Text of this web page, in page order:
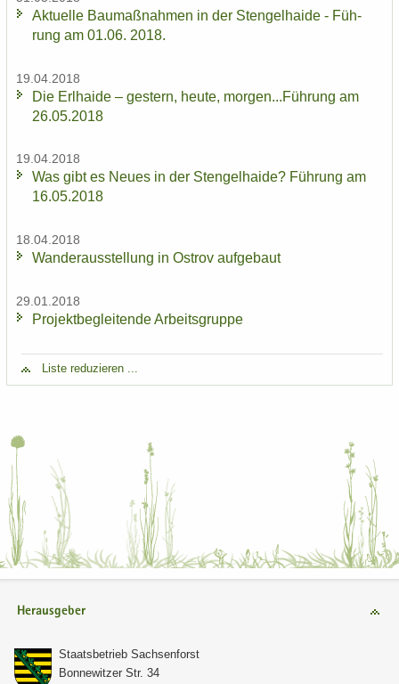
Ak­tu­el­le Bau­maß­nah­men in der Sten­gel­hai­de - Füh­
rung am 01.06. 2018.
19.04.2018
Die Erl­hai­de – ges­tern, heute, mor­gen...Füh­rung am
26.05.2018
19.04.2018
Was gibt es Neues in der Sten­gel­hai­de? Füh­rung am
16.05.2018
18.04.2018
Wan­der­aus­stel­lung in Ost­rov auf­ge­baut
29.01.2018
Pro­jekt­be­glei­ten­de Ar­beits­grup­pe
Liste re­du­zie­ren ...
Herausgeber
Staats­be­trieb Sach­sen­forst
Bon­ne­wit­zer Str. 34